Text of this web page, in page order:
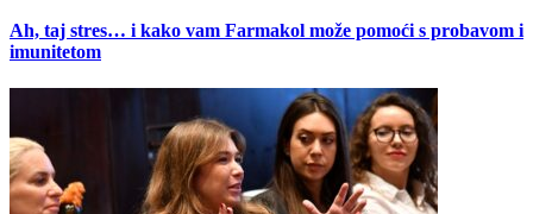
Ah, taj stres… i kako vam Farmakol može pomoći s probavom i
imunitetom